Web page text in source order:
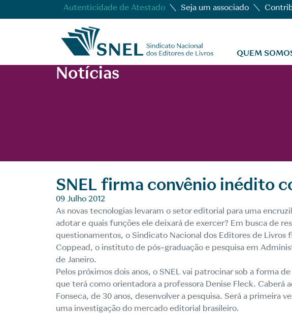
Autenticidade de Atestado Seja um associado
QUEM
Notícias
SNEL firma convênio inédito
09 Julho 2012
As novas tecnologias levaram o setor editorial para uma
adotar e quais funções ele deixará de exercer? Em busca de
questionamentos, o Sindicato Nacional dos Editores de Livros
Coppead, o instituto de pós-graduação e pesquisa em
de Janeiro.
Pelos próximos dois anos, o SNEL vai patrocinar sob a forma
que terá como orientadora a professora Denise Fleck. Caberá
Fonseca, de 30 anos, desenvolver a pesquisa. Será a primeira
uma investigação do mercado editorial brasileiro.